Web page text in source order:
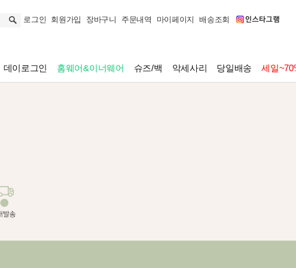
로그인 회원가입 장바구니 주문내역 마이페이지 배송조회
데이로그인 홈웨어&이너웨어 슈즈/백 악세사리 당일배송 세일